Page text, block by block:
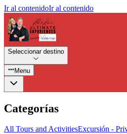
Ir al contenidoIr al contenido
Seleccionar destino
Menu
Categorías
All Tours and ActivitiesExcursión -